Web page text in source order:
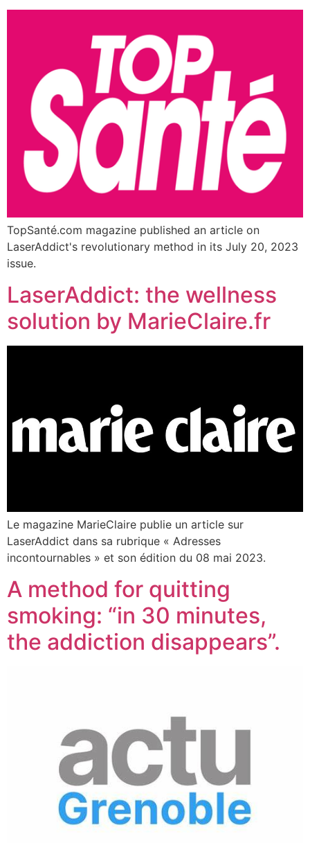
TopSanté.com magazine published an article on
LaserAddict's revolutionary method in its July 20, 2023
issue.
LaserAddict: the wellness
solution by MarieClaire.fr
Le magazine MarieClaire publie un article sur
LaserAddict dans sa rubrique « Adresses
incontournables » et son édition du 08 mai 2023.
A method for quitting
smoking: “in 30 minutes,
the addiction disappears”.